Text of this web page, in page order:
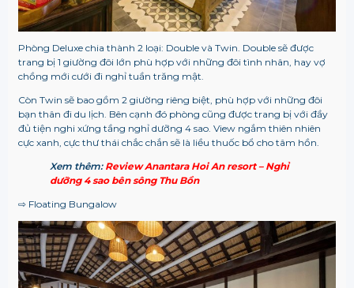
Phòng Deluxe chia thành 2 loại: Double và Twin. Double sẽ được
trang bị 1 giường đôi lớn phù hợp với những đôi tình nhân, hay vợ
chồng mới cưới đi nghỉ tuần trăng mật.
Còn Twin sẽ bao gồm 2 giường riêng biệt, phù hợp với những đôi
bạn thân đi du lịch. Bên cạnh đó phòng cũng được trang bị với đầy
đủ tiện nghi xứng tầng nghỉ dưỡng 4 sao. View ngắm thiên nhiên
cực xanh, cực thư thái chắc chắn sẽ là liều thuốc bổ cho tâm hồn.
Xem thêm: Review Anantara Hoi An resort – Nghỉ
dưỡng 4 sao bên sông Thu Bồn
⇨ Floating Bungalow